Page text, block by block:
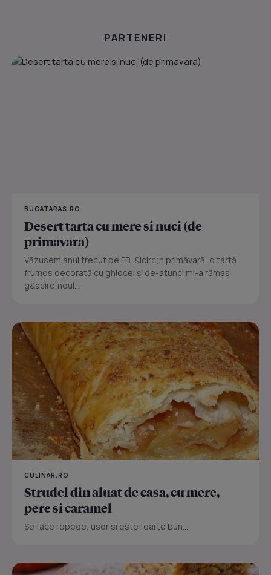
PARTENERI
BUCATARAS.RO
Desert tarta cu mere si nuci (de
primavara)
Văzusem anul trecut pe FB, &icirc;n primăvară, o tartă
frumos decorată cu ghiocei și de-atunci mi-a rămas
g&acirc;ndul...
CULINAR.RO
Strudel din aluat de casa, cu mere,
pere si caramel
Se face repede, usor si este foarte bun...